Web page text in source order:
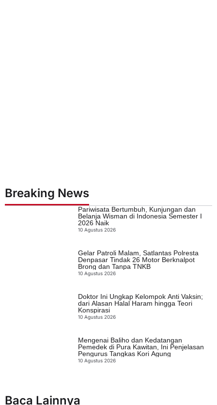
Breaking News
Pariwisata Bertumbuh, Kunjungan dan
Belanja Wisman di Indonesia Semester I
2026 Naik
10 Agustus 2026
Gelar Patroli Malam, Satlantas Polresta
Denpasar Tindak 26 Motor Berknalpot
Brong dan Tanpa TNKB
10 Agustus 2026
Doktor Ini Ungkap Kelompok Anti Vaksin;
dari Alasan Halal Haram hingga Teori
Konspirasi
10 Agustus 2026
Mengenai Baliho dan Kedatangan
Pemedek di Pura Kawitan, Ini Penjelasan
Pengurus Tangkas Kori Agung
10 Agustus 2026
Baca Lainnya